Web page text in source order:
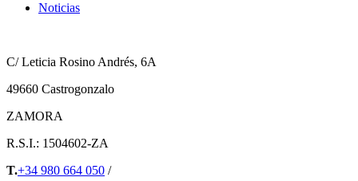
Noticias
C/ Leticia Rosino Andrés, 6A
49660 Castrogonzalo
ZAMORA
R.S.I.: 1504602-ZA
T.+34 980 664 050 /